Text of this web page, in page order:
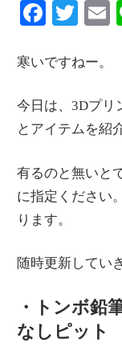
に
た
い
情
を
世
界
発
寒いですねー。
今日は、3Dプリ
とアイテムを紹
有るのと無いと
に指定ください
ります。
随時更新してい
・トンボ鉛
なしピット